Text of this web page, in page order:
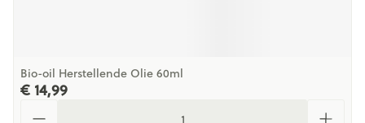
Bio-oil Herstellende Olie 60ml
€ 14,99